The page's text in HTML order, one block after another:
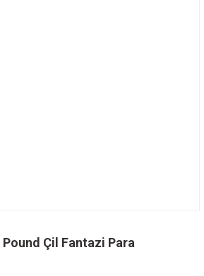
Çil Fantazi Para